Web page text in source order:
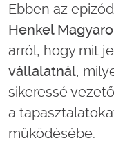
Ebben az
Henkel
arról, hogy mit
vállalatnál,
sikeressé
a
működésébe.